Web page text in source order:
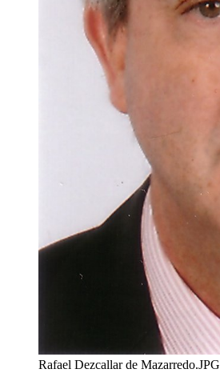
Rafael Dezcallar de Mazarredo.JPG